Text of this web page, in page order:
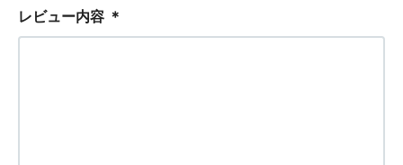
レビュー内容 ＊